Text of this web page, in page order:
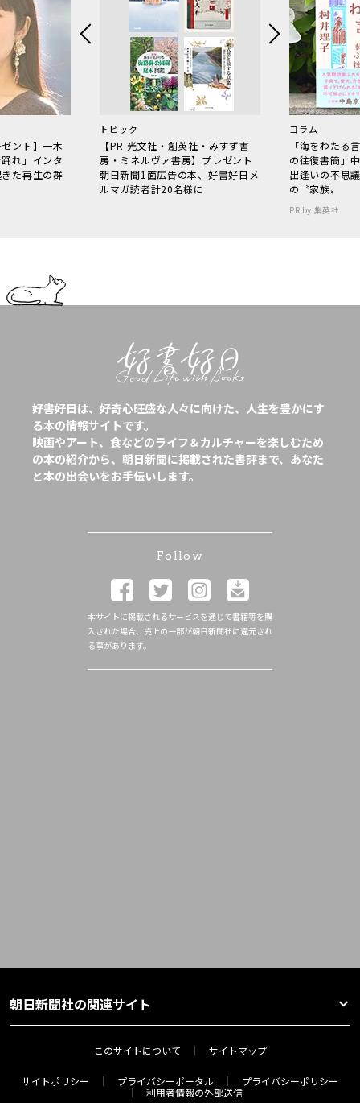
ント】一木
れ」インタ
た再生の群
トピック
【PR 光文社・創英社・みすず書
房・ミネルヴァ書房】プレゼント
朝日新聞1面広告の本、好書好日メ
ルマガ読者計20名様に
コラム
「海をわた
の往復書簡」
出逢いの不思
の〝家族〟
PR by 集英社
好書好日は、好奇心旺盛な人々に向けた、人生を豊かにす
る本の情報サイトです。
映画やアート、食などのライフ＆カルチャーを楽しむため
の本の紹介から、朝日新聞に掲載された書評まで、あなた
と本の出会いをお手伝いします。
Follow
本サイトに掲載されるサービスを通じて書籍等を購
入された場合、売上の一部が朝日新聞社に還元され
る事があります。
朝日新聞社の関連サイト
このサイトについて サイトマップ
サイトポリシー プライバシーポータル
プライバシーポリシー
利用者情報の外部送信